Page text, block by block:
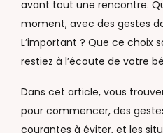
avant tout une rencontre.
moment, avec des gestes
L’important ? Que ce choix
restiez à l’écoute de votre
Dans cet article, vous
pour commencer, des
courantes à éviter, et les